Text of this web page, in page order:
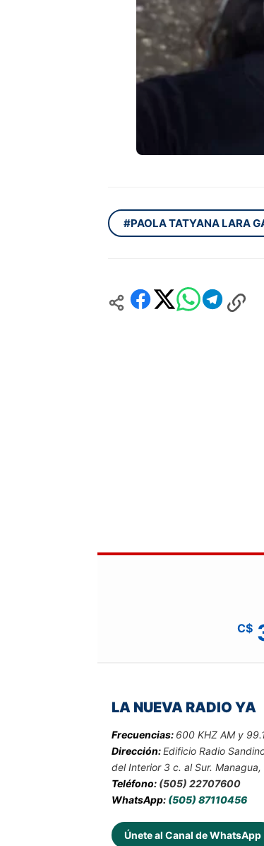
#PAOLA TATYANA LARA
C$
LA NUEVA RADIO YA
Frecuencias: 600 KHZ AM y
Dirección:Edificio Radio
del Interior 3 c. al Sur. Managua,
Teléfono: (505) 22707600
WhatsApp: (505) 87110456
Únete al Canal de WhatsApp